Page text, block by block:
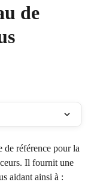
de
de référence pour la
Il fournit une
aidant ainsi à :